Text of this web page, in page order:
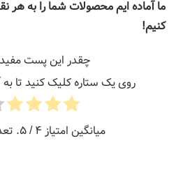
ما آماده ایم محصولات شما را به هر
کنیم!
چقدر این پست
روی یک ستاره کلیک کنید تا به
میانگین امتیاز 4/ 5. تعداد آرا: